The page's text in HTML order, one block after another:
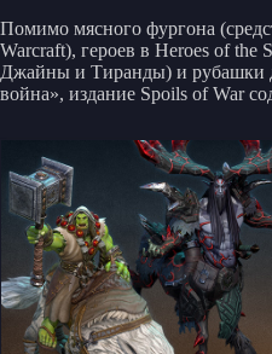
Помимо мясного фургона
Warcraft), героев в Heroes of the
Джайны и Тиранды) и рубашки
война», издание Spoils of War